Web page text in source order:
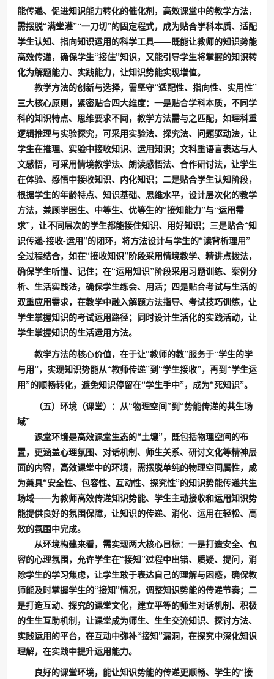
能传递、促进知识能力转化的催化剂，高效课堂中的教学方法，
需摆脱“满堂灌”“一刀切”的固定程式，成为贴合学科本质、适配
学生认知、指向知识运用的科学工具——既能让教师的知识势能
高效传递，确保学生“接住”知识，又能引导学生将掌握的知识转
化为解题能力、实践能力，让知识势能实现增值。
教学方法的创新与选择，需坚守“适配性、指向性、实用性”
三大核心原则，紧密贴合四大维度：一是贴合学科本质，不同学
科的知识特点、思维要求不同，教学方法需与之匹配，如理科重
逻辑推理与实验探究，可采用实验法、探究法、问题驱动法，让
学生在推理、实验中接收知识、运用知识；文科重语言表达与人
文感悟，可采用情境教学法、朗读感悟法、合作研讨法，让学生
在体验、感悟中接收知识、内化知识；二是贴合学生认知阶段，
根据学生的年龄特点、知识基础、思维水平，设计层次化的教学
方法，兼顾学困生、中等生、优等生的“接知能力”与“运用需
求”，让不同层次的学生都能接住知识、用好知识；三是贴合“知
识传递-接收-运用”的闭环，将方法设计与学生的“读背析理用”
全过程结合，如在“接收知识”阶段采用情境教学、精讲点拨法，
确保学生听懂、记住；在“运用知识”阶段采用习题训练、案例分
析、生活实践法，确保学生练会、用活；四是贴合考试与生活的
双重应用需求，在教学中融入解题方法指导、考试技巧训练，让
学生掌握知识的考试运用路径；同时设计生活化的实践活动，让
学生掌握知识的生活运用方法。
教学方法的核心价值，在于让“教师的教”服务于“学生的学
与用”，实现知识势能从“教师传递”到“学生接收”，再到“学生运
用”的顺畅转化，避免知识停留在“学生手中”，成为“死知识”。
（五）环境（课堂）：从“物理空间”到“势能传递的共生场
域”
课堂环境是高效课堂生态的“土壤”，既包括物理空间的布
置，更涵盖心理氛围、对话机制、师生关系、研讨文化等精神层
面的内容，高效课堂中的环境，需摆脱单纯的物理空间属性，成
为兼具“安全性、包容性、互动性、探究性”的知识势能传递共生
场域——为教师高效传递知识势能、学生主动接收和运用知识势
能提供良好的氛围保障，让知识的传递、消化、运用在轻松、高
效的氛围中完成。
从环境构建来看，需实现两大核心目标：一是打造安全、包
容的心理氛围，允许学生在“接知”过程中出错、质疑、提问，消
除学生的学习焦虑，让学生敢于表达自己的理解与困惑，确保教
师能及时掌握学生的“接知”情况，调整知识势能的传递节奏；二
是打造互动、探究的课堂文化，建立平等的师生对话机制、积极
的生生互助机制，让课堂成为师生、生生交流知识、探讨方法、
实践运用的平台，在互动中弥补“接知”漏洞，在探究中深化知识
理解，在实践中提升运用能力。
良好的课堂环境，能让知识势能的传递更顺畅、学生的“接